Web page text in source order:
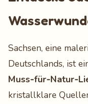
Sachsen, eine
Deutschlands, ist
kristallklare